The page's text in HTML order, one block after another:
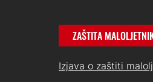
ZAŠTITA
Izjava o zaštiti